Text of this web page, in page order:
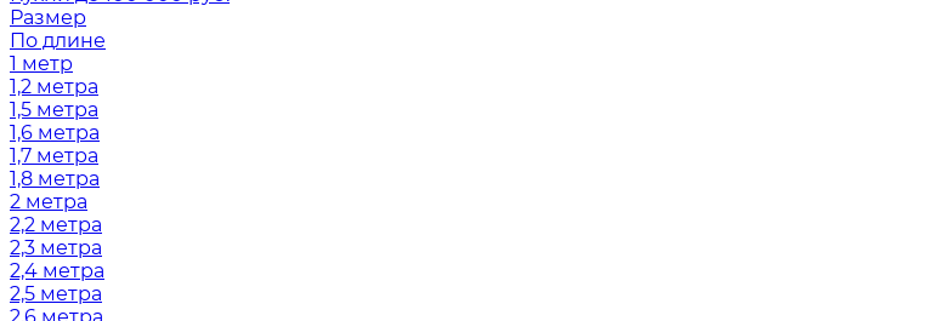
Размер
По длине
1 метр
1,2 метра
1,5 метра
1,6 метра
1,7 метра
1,8 метра
2 метра
2,2 метра
2,3 метра
2,4 метра
2,5 метра